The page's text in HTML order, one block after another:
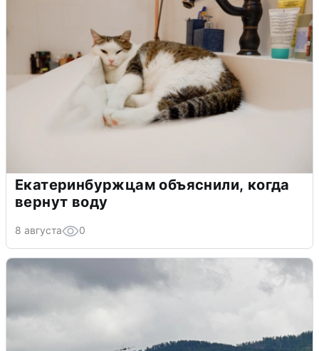
Екатеринбуржцам объяснили, когда
вернут воду
8 августа 0